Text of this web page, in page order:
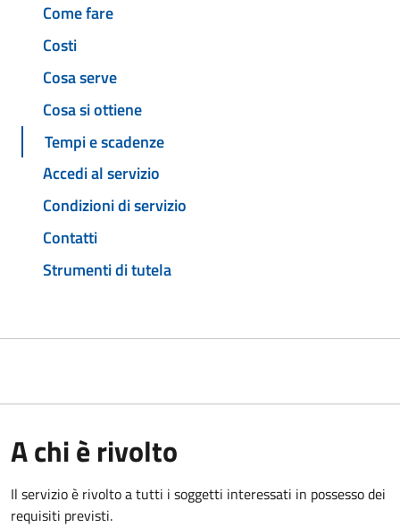
Come fare
Costi
Cosa serve
Cosa si ottiene
Tempi e scadenze
Accedi al servizio
Condizioni di servizio
Contatti
Strumenti di tutela
A chi è rivolto
Il servizio è rivolto a tutti i soggetti interessati in possesso dei
requisiti previsti.